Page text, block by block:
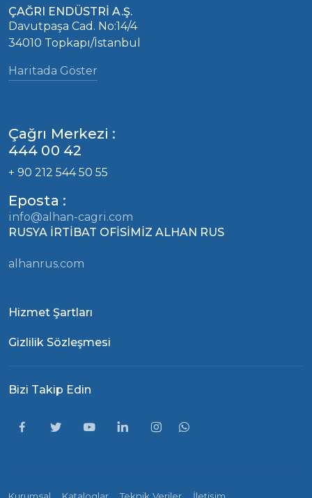
ÇAĞRI ENDÜSTRİ A.Ş.
Davutpaşa Cad. No:14/4
34010 Topkapı/İstanbul
Haritada Göster
Çağrı Merkezi :
444 00 42
+ 90 212 544 50 55
Eposta :
info@alhan-cagri.com
RUSYA İRTİBAT OFİSİMİZ ALHAN RUS
alhanrus.com
Hizmet Şartları
Gizlilik Sözleşmesi
Bizi Takip Edin
Kurumsal Kataloglar Teknik Veriler İletişim